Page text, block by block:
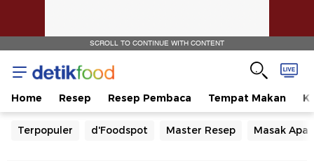
SCROLL TO CONTINUE WITH CONTENT
Home Resep Resep Pembaca Tempat Makan
Terpopuler d'Foodspot Master Resep Masak Apa